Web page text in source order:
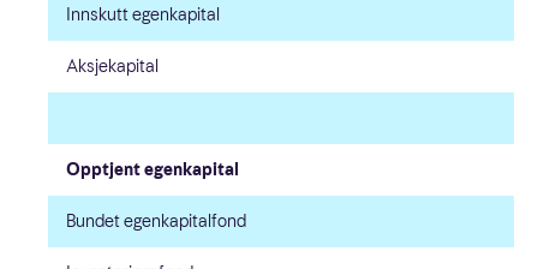
Innskutt egenkapital
Aksjekapital
Opptjent egenkapital
Bundet egenkapitalfond